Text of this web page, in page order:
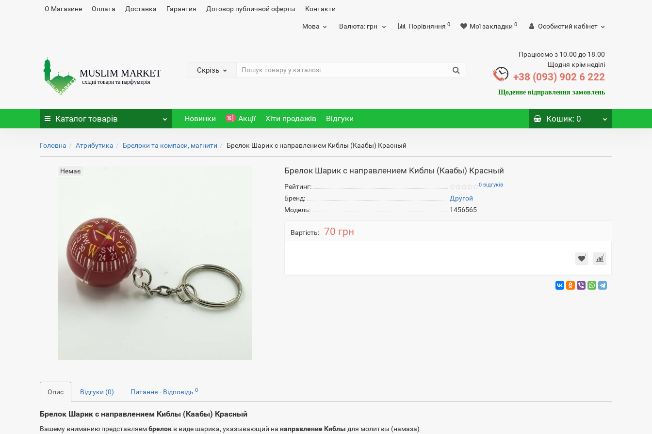
О Магазине Оплата Доставка Гарантия Договор публичной оферты Контакти
Мова Валюта: грн Порівняння 0 Мої закладки 0 Особистий кабінет
Скрізь
Працюємо з 10.00 до 18.00
Щодня крім неділі
+38 (093) 902 6 222
Щоденне відправлення замовлень
Каталог товарів Новинки Акції Хіти продажів Відгуки Кошик: 0
Головна Атрибутика Брелоки та компаси, магнити Брелок Шарик с направлением Киблы (Каабы) Красный
Немає Брелок Шарик с направлением Киблы (Каабы) Красный
Рейтинг: 0 відгуків
Бренд:
Другой
Модель:
1456565
Вартість: 70 грн
Опис Відгуки (0) Питання - Відповідь0
Брелок Шарик с направлением Киблы (Каабы) Красный
Вашему вниманию представляембрелок в виде шарика, указывающий нанаправление Киблы для молитвы (намаза)